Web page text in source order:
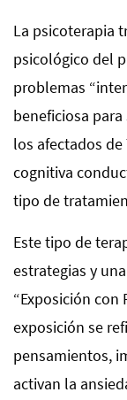
La psicoterapia
psicológico del
problemas
beneficiosa
los afectados de
cognitiva
tipo de
Este tipo de
estrategias y
“Exposición con
exposición se
pensamientos,
activan la